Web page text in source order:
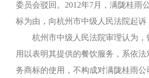
委员会驳回。2012年7月，满陇桂雨
标为由，向杭州市中级人民法院起诉
杭州市中级人民法院审理认为，
用以表明其提供的餐饮服务，系依法
务商标的使用，不构成对满陇桂雨